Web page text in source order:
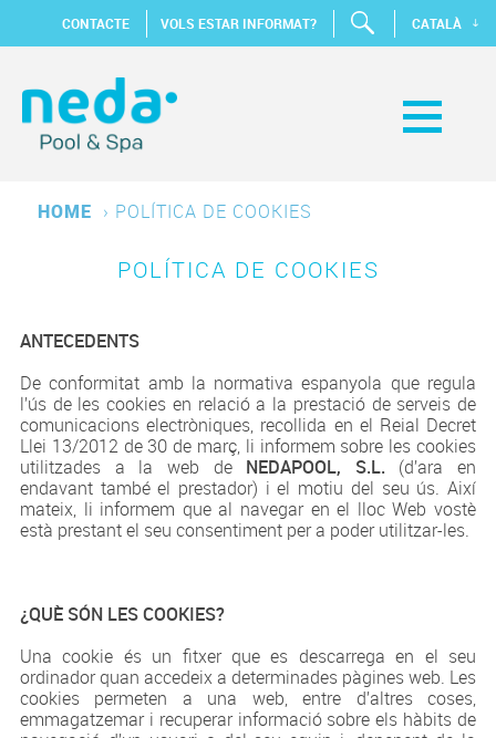
CONTACTE VOLS ESTAR INFORMAT? CATALÀ
HOME › POLÍTICA DE COOKIES
POLÍTICA DE COOKIES
ANTECEDENTS
De conformitat amb la normativa espanyola que regula
l’ús de les cookies en relació a la prestació de serveis de
comunicacions electròniques, recollida en el Reial Decret
Llei 13/2012 de 30 de març, li informem sobre les cookies
utilitzades a la web de NEDAPOOL, S.L. (d’ara en
endavant també el prestador) i el motiu del seu ús. Així
mateix, li informem que al navegar en el lloc Web vostè
està prestant el seu consentiment per a poder utilitzar-les.
¿QUÈ SÓN LES COOKIES?
Una cookie és un fitxer que es descarrega en el seu
ordinador quan accedeix a determinades pàgines web. Les
cookies permeten a una web, entre d’altres coses,
emmagatzemar i recuperar informació sobre els hàbits de